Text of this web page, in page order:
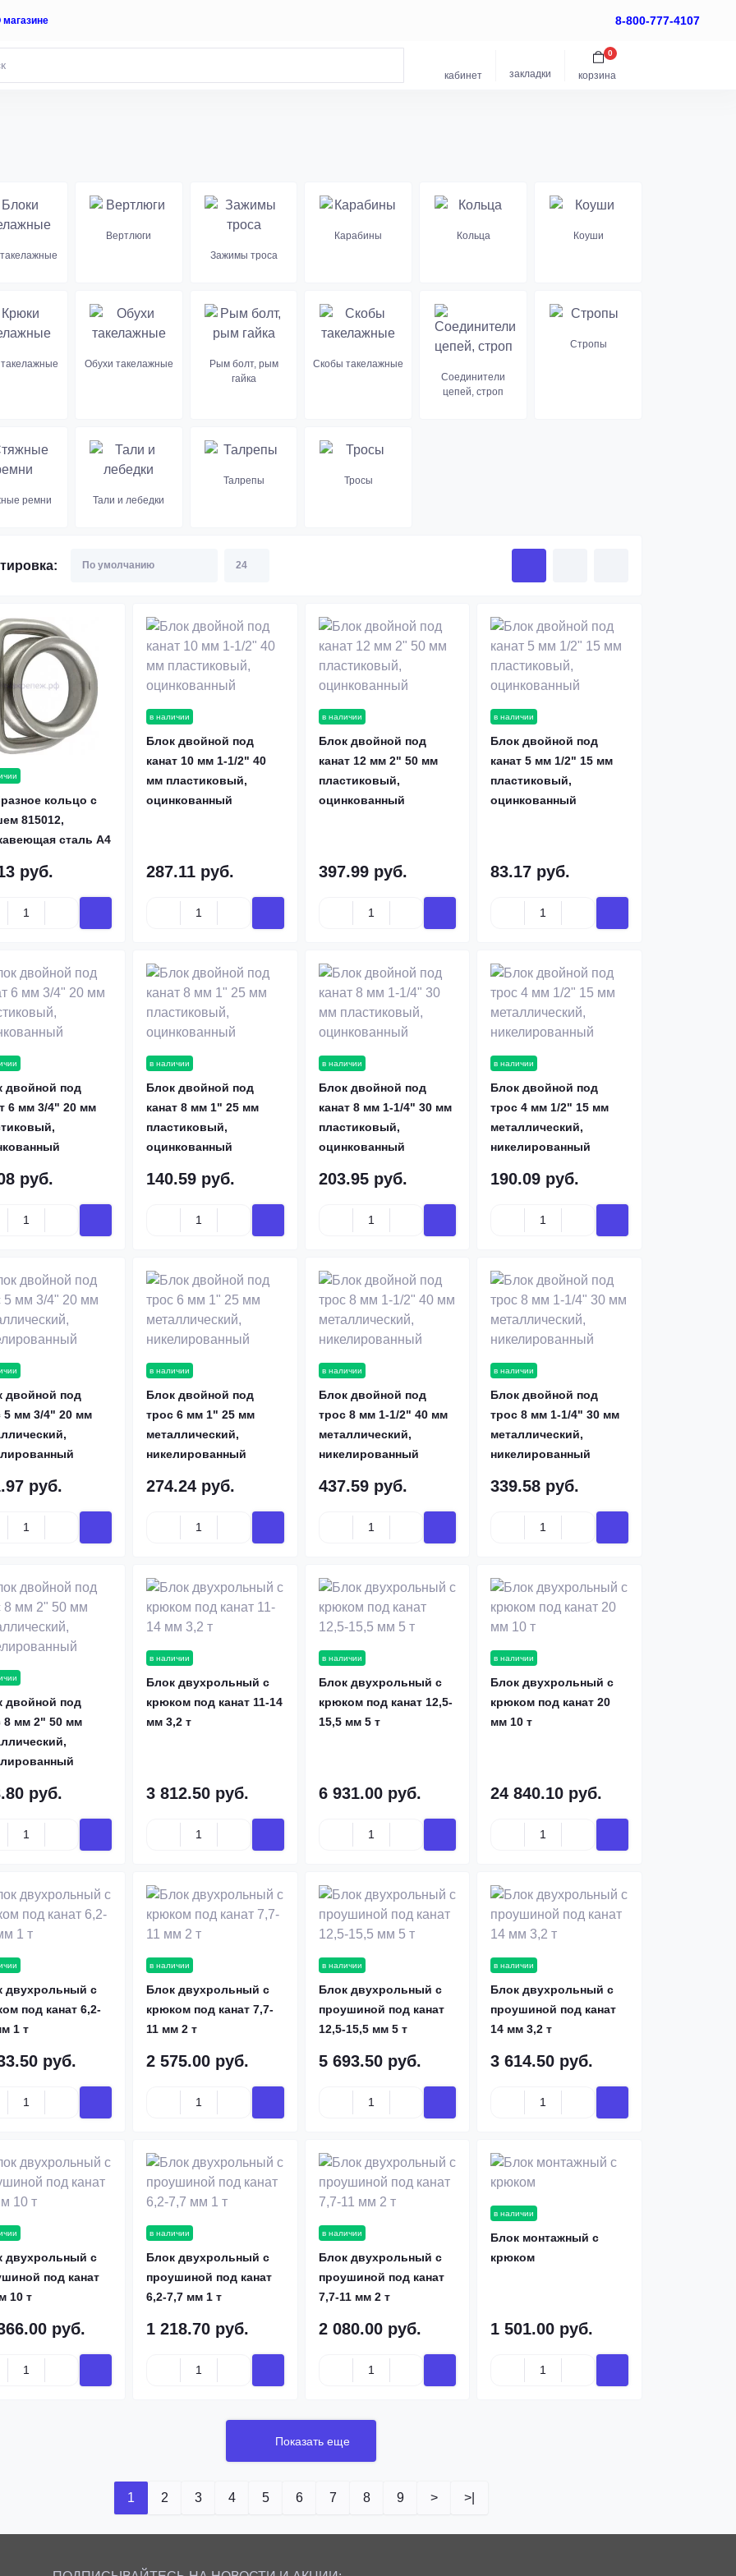
магазине 8-800-777-4107
кабинет закладки корзина
0
из цветных
Высокопрочные винты Цепи нержавеющие
От 200 руб/м
Купить
Вертлюги
Зажимы троса
Карабины Кольца Коуши
Обухи такелажные
Рым болт, рым
гайка
Скобы такелажные
Соединители
цепей, строп
Стропы
ремни Тали и лебедки
Талрепы Тросы
кольцо с
815012,
сталь А4
руб.
в наличии
Блок двойной под
канат 10 мм 1-1/2" 40
мм пластиковый,
оцинкованный
287.11 руб.
в наличии
Блок двойной под
канат 12 мм 2" 50 мм
пластиковый,
оцинкованный
397.99 руб.
в наличии
Блок двойной под
канат 5 мм 1/2" 15 мм
пластиковый,
оцинкованный
83.17 руб.
двойной под
6 мм 3/4" 20 мм
руб.
в наличии
Блок двойной под
канат 8 мм 1" 25 мм
пластиковый,
оцинкованный
140.59 руб.
в наличии
Блок двойной под
канат 8 мм 1-1/4" 30 мм
пластиковый,
оцинкованный
203.95 руб.
в наличии
Блок двойной под
трос 4 мм 1/2" 15 мм
металлический,
никелированный
190.09 руб.
двойной под
5 мм 3/4" 20 мм
руб.
в наличии
Блок двойной под
трос 6 мм 1" 25 мм
металлический,
никелированный
274.24 руб.
в наличии
Блок двойной под
трос 8 мм 1-1/2" 40 мм
металлический,
никелированный
437.59 руб.
в наличии
Блок двойной под
трос 8 мм 1-1/4" 30 мм
металлический,
никелированный
339.58 руб.
двойной под
8 мм 2" 50 мм
руб.
в наличии
Блок двухрольный с
крюком под канат 11-14
мм 3,2 т
3 812.50 руб.
в наличии
Блок двухрольный с
крюком под канат 12,5-
15,5 мм 5 т
6 931.00 руб.
в наличии
Блок двухрольный с
крюком под канат 20
мм 10 т
24 840.10 руб.
двухрольный с
под канат 6,2-
1 т
руб.
в наличии
Блок двухрольный с
крюком под канат 7,7-
11 мм 2 т
2 575.00 руб.
в наличии
Блок двухрольный с
проушиной под канат
12,5-15,5 мм 5 т
5 693.50 руб.
в наличии
Блок двухрольный с
проушиной под канат
14 мм 3,2 т
3 614.50 руб.
двухрольный с
под канат
10 т
руб.
в наличии
Блок двухрольный с
проушиной под канат
6,2-7,7 мм 1 т
1 218.70 руб.
в наличии
Блок двухрольный с
проушиной под канат
7,7-11 мм 2 т
2 080.00 руб.
в наличии
Блок монтажный с
крюком
1 501.00 руб.
Показать еще
1 2 3 4 5 6 7 8 9 > >|